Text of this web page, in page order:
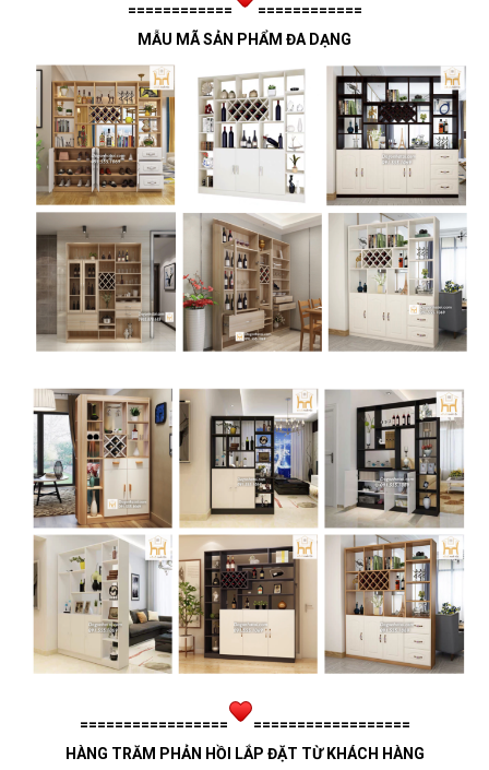
============
============
MẪU MÃ SẢN PHẨM ĐA DẠNG
=================
==================
HÀNG TRĂM PHẢN HỒI LẮP ĐẶT TỪ KHÁCH HÀNG